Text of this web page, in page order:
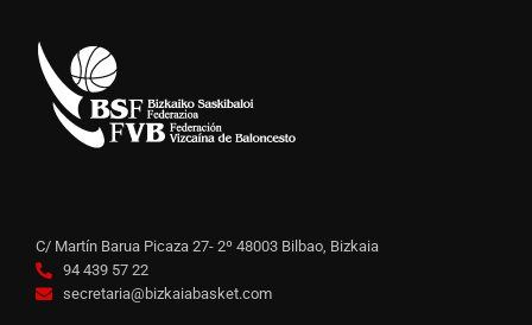
C/ Martín Barua Picaza 27- 2º 48003 Bilbao, Bizkaia
94 439 57 22
secretaria@bizkaiabasket.com